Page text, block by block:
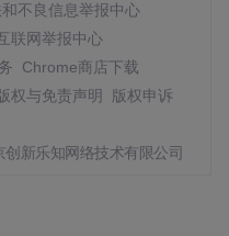
不良信息举报中心
联网举报中心
Chrome商店下载
权与免责声明
版权申诉
新乐知网络技术有限公司